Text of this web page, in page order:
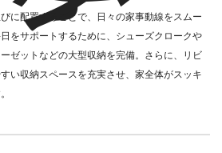
に配置することで、日々の家事動線をスムー
をサポートするために、シューズクロークや
ゼットなどの大型収納を完備。さらに、リビ
い収納スペースを充実させ、家全体がスッキ